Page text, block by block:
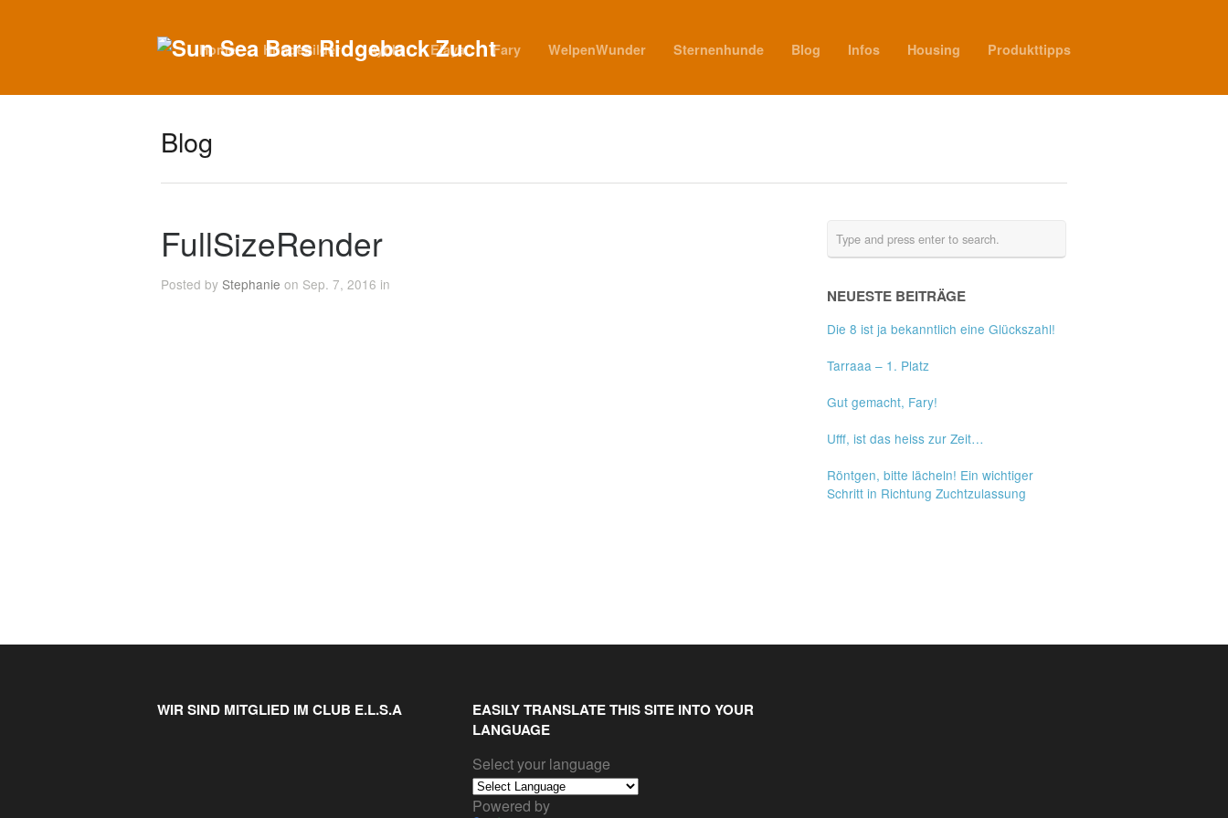
Home Hundebilder Ayoki Elaya Fary WelpenWunder Sternenhunde Blog Infos Housing Produkttipps
Blog
FullSizeRender
Posted by Stephanie on Sep. 7, 2016 in
NEUESTE BEITRÄGE
Die 8 ist ja bekanntlich eine Glückszahl!
Tarraaa – 1. Platz
Gut gemacht, Fary!
Ufff, ist das heiss zur Zeit…
Röntgen, bitte lächeln! Ein wichtiger
Schritt in Richtung Zuchtzulassung
WIR SIND MITGLIED IM CLUB E.L.S.A
EASILY TRANSLATE THIS SITE INTO YOUR
LANGUAGE
Select your language
Powered by